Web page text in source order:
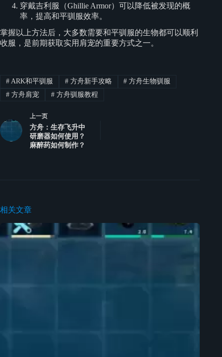
穿戴吉利服（Ghillie Armor）可以降低被发现的概
率，提高和平驯服效率。
掌握以上方法后，大多数需要和平驯服的生物都可以顺利
收服，是前期获取实用肩宠的重要方式之一。
#ARK和平驯服 #方舟新手攻略 # 方舟生物驯服
#方舟肩宠 #方舟驯服教程
上一页
方舟：生存飞升中
研磨器如何使用？
麻醉药如何制作？
相关文章